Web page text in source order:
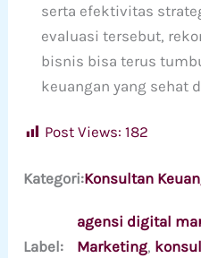
serta efektivitas
evaluasi tersebut,
bisnis bisa terus
keuangan yang sehat
Post Views: 182
Kategori:Konsultan
Label:
agensi digital
Marketing,